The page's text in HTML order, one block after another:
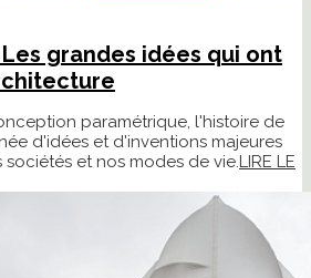
grandes idées qui ont
paramétrique, l'histoire de
d'idées et d'inventions majeures
et nos modes de vie.LIRE LE